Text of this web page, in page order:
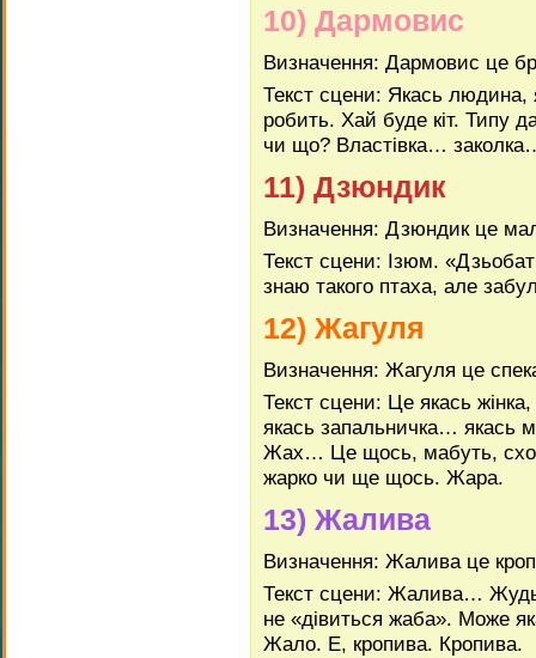
10) Дармовис
Визначення: Дармовис це
Текст сцени: Якась людина,
робить. Хай буде кіт. Типу
чи що? Властівка…
11) Дзюндик
Визначення: Дзюндик це
Текст сцени: Ізюм.
знаю такого птаха, але
12) Жагуля
Визначення: Жагуля це
Текст сцени: Це якась
якась запальничка…
Жах… Це щось, мабуть,
жарко чи ще щось. Жара.
13) Жалива
Визначення: Жалива це
Текст сцени: Жалива…
не «дівиться жаба». Може
Жало. Е, кропива. Кропива.